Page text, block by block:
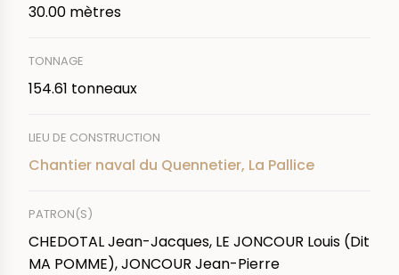
30.00 mètres
TONNAGE
154.61 tonneaux
LIEU DE CONSTRUCTION
Chantier naval du Quennetier, La Pallice
PATRON(S)
CHEDOTAL Jean-Jacques, LE JONCOUR Louis (Dit
MA POMME), JONCOUR Jean-Pierre